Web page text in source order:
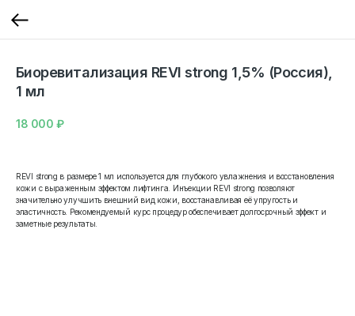
Биоревитализация REVI strong 1,5% (Россия),
1 мл
18 000 ₽
REVI strong в размере 1 мл используется для глубокого увлажнения и восстановления
кожи с выраженным эффектом лифтинга. Инъекции REVI strong позволяют
значительно улучшить внешний вид кожи, восстанавливая её упругость и
эластичность. Рекомендуемый курс процедур обеспечивает долгосрочный эффект и
заметные результаты.